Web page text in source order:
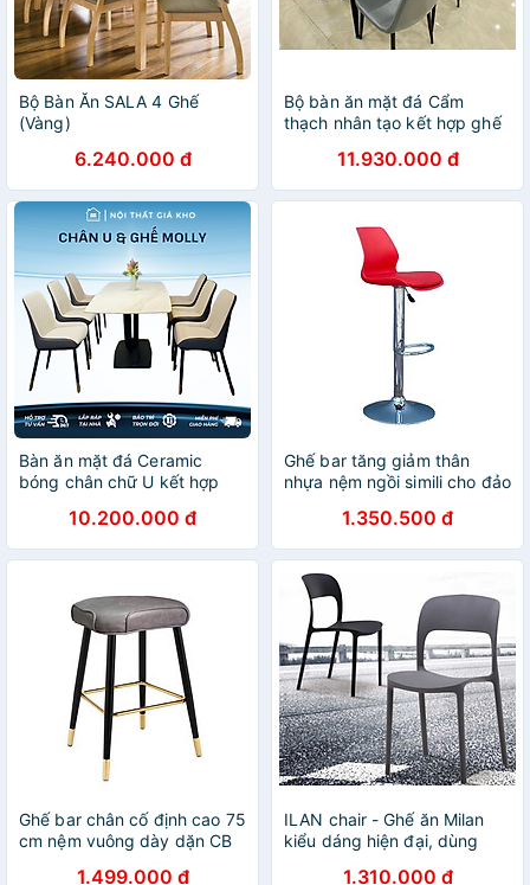
Bộ Bàn Ăn SALA 4 Ghế
(Vàng)
6.240.000 đ
Bộ bàn ăn mặt đá Cẩm
thạch nhân tạo kết hợp ghế
11.930.000 đ
Bàn ăn mặt đá Ceramic
bóng chân chữ U kết hợp
ghế 6 ghế 8 ghế
10.200.000 đ
Ghế bar tăng giảm thân
nhựa nệm ngồi simili cho đảo
1.350.500 đ
Ghế bar chân cố định cao 75
cm nệm vuông dày dặn CB
1.499.000 đ
ILAN chair - Ghế ăn Milan
kiểu dáng hiện đại, dùng
1.310.000 đ